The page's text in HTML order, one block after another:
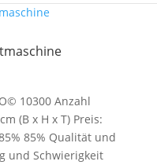
10300 Anzahl
(B x H x T) Preis:
85% Qualität und
und Schwierigkeit